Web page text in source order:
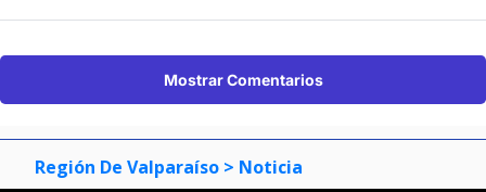
Mostrar Comentarios
Región De Valparaíso > Noticia